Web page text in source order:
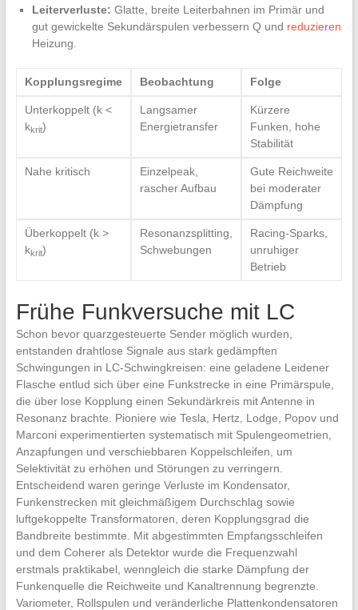
Leiterverluste: Glatte, ‌breite ⁣Leiterbahnen ⁣im ⁤Primär⁢ und
gut gewickelte Sekundärspulen verbessern Q und reduzieren
Heizung.
Kopplungsregime Beobachtung Folge
Unterkoppelt (k <
kkrit)
Langsamer
‌Energietransfer
Kürzere‌
Funken, ​hohe
Stabilität
Nahe kritisch
Einzelpeak,
rascher Aufbau
Gute Reichweite
bei moderater
Dämpfung
Überkoppelt (k >
kkrit)
Resonanzsplitting,
Schwebungen
Racing-Sparks,
unruhiger
Betrieb
Frühe Funkversuche mit LC
Schon bevor quarzgesteuerte⁣ Sender möglich wurden,
entstanden ​drahtlose ⁤Signale aus stark gedämpften
Schwingungen in LC-Schwingkreisen:​ eine ⁢geladene ​Leidener
⁢Flasche entlud sich über ‍eine ​Funkstrecke in eine Primärspule,
⁢die über‍ lose Kopplung einen Sekundärkreis mit Antenne⁢ in
Resonanz brachte. Pioniere wie‍ Tesla,‌ Hertz, Lodge, Popov⁣ und
Marconi experimentierten ⁤systematisch⁢ mit Spulengeometrien,
Anzapfungen und⁢ verschiebbaren Koppelschleifen, um
Selektivität⁢ zu erhöhen⁤ und Störungen zu verringern.
Entscheidend waren geringe Verluste⁤ im Kondensator,
Funkenstrecken ‍mit gleichmäßigem ‌Durchschlag sowie
luftgekoppelte ⁢Transformatoren, deren Kopplungsgrad die
Bandbreite bestimmte. Mit ​abgestimmten ⁢Empfangsschleifen
und dem Coherer als ‍Detektor ⁢wurde die ⁢Frequenzwahl​
erstmals praktikabel, wenngleich⁣ die starke Dämpfung ⁤der⁢
Funkenquelle die Reichweite und ⁣Kanaltrennung begrenzte.⁣
Variometer, Rollspulen ‌und veränderliche Plattenkondensatoren